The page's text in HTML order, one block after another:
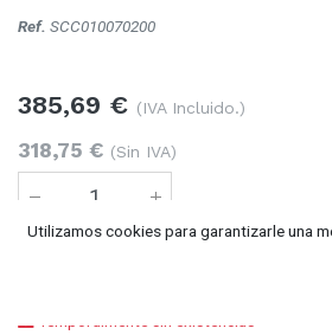
Ref. SCC010070200
385,69 € (IVA Incluido.)
318,75 € (Sin IVA)
Utilizamos cookies para garantizarle una